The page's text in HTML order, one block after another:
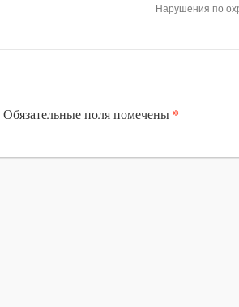
Нарушения по
Обязательные поля помечены *